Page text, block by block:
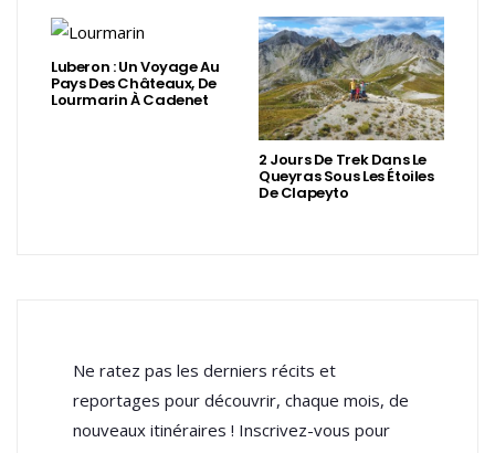
Luberon : Un Voyage Au
Pays Des Châteaux, De
Lourmarin À Cadenet
2 Jours De Trek Dans Le
Queyras Sous Les Étoiles
De Clapeyto
Ne ratez pas les derniers récits et
reportages pour découvrir, chaque mois, de
nouveaux itinéraires ! Inscrivez-vous pour